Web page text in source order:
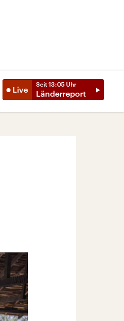
Live
Seit 13:05 Uhr
Länderreport